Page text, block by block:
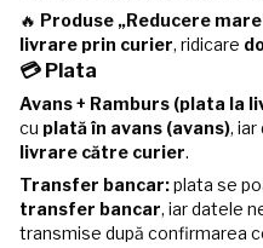
🔥 Produse „Reducere
livrare prin curier, ridicare
💳 Plata
Avans + Ramburs (plata la
cu plată în avans (avans),
livrare către curier.
Transfer bancar:plata se
transfer bancar, iar datele
transmise după confirmarea